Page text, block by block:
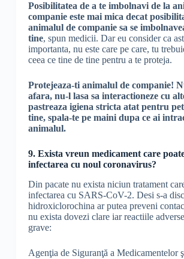
Posibilitatea de a te imbolnavi de la
companie este mai mica decat
animalul de companie sa se
tine, spun medicii. Dar eu consider ca
importanta, nu este care pe care, tu
ceea ce tine de tine pentru a te proteja.
Protejeaza-ti animalul de companie!
afara, nu-l lasa sa interactioneze cu
pastreaza igiena stricta atat pentru
tine, spala-te pe maini dupa ce ai
animalul.
9. Exista vreun medicament care
infectarea cu noul coronavirus?
Din pacate nu exista niciun tratament
infectarea cu SARS-CoV-2. Desi s-a
hidroxiclorochina ar putea preveni
nu exista dovezi clare iar reactiile
grave:
Agenţia de Siguranţă a Medicamentelor